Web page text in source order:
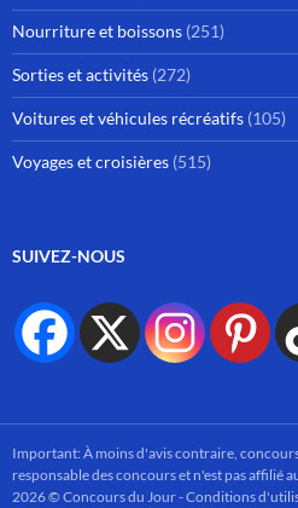
Nourriture et boissons (251)
Sorties et activités (272)
Voitures et véhicules récréatifs (105)
Voyages et croisières (515)
SUIVEZ-NOUS
Important: À moins d'avis contraire,
responsable des concours et n'est pas affilié
2026 © Concours du Jour -Conditions